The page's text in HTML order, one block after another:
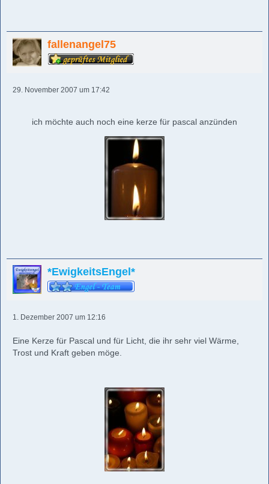
fallenangel75
29. November 2007 um 17:42
ich möchte auch noch eine kerze für pascal anzünden
*EwigkeitsEngel*
1. Dezember 2007 um 12:16
Eine Kerze für Pascal und für Licht, die ihr sehr viel Wärme,
Trost und Kraft geben möge.